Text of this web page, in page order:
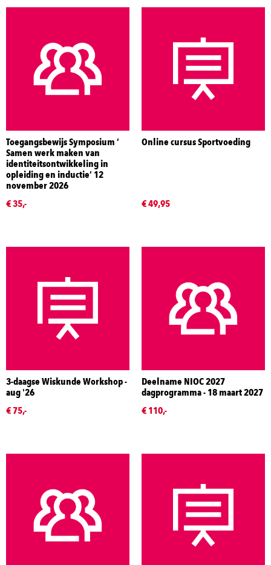
Toegangsbewijs Symposium ‘
Samen werk maken van
identiteitsontwikkeling in
opleiding en inductie’ 12
november 2026
€ 35,-
Online cursus Sportvoeding
€ 49,95
3-daagse Wiskunde Workshop -
aug '26
€ 75,-
Deelname NIOC 2027
dagprogramma - 18 maart 2027
€ 110,-